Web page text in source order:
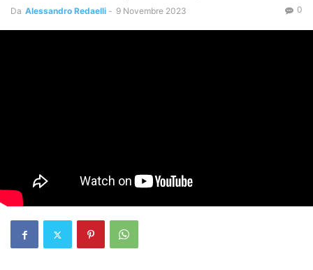
Da Alessandro Redaelli - 9 Novembre 2023 0